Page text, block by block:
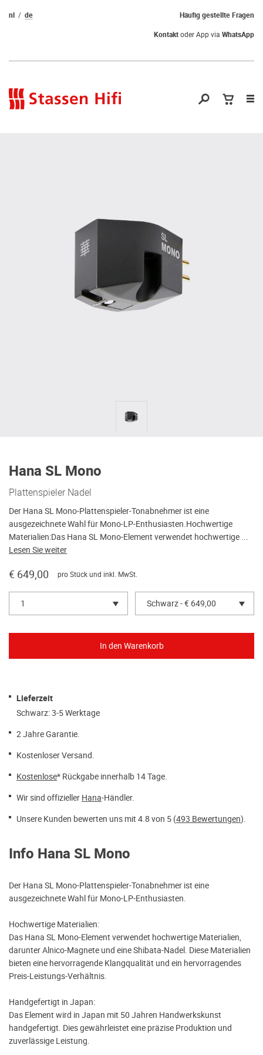
Häufig gestellte Fragen
nl
de
Kontaktoder App via WhatsApp
Hana SL Mono
Plattenspieler Nadel
Der Hana SL Mono-Plattenspieler-Tonabnehmer ist eine
ausgezeichnete Wahl für Mono-LP-Enthusiasten.Hochwertige
Materialien:Das Hana SL Mono-Element verwendet hochwertige ...
Lesen Sie weiter
€ 649,00 pro Stück und inkl. MwSt.
1 Schwarz - € 649,00
Lieferzeit
Schwarz: 3-5 Werktage
2 Jahre Garantie.
Kostenloser Versand.
Kostenlose* Rückgabe innerhalb 14 Tage.
Wir sind offizieller Hana-Händler.
Unsere Kunden bewerten uns mit 4.8 von 5 (493 Bewertungen).
Info Hana SL Mono
Der Hana SL Mono-Plattenspieler-Tonabnehmer ist eine
ausgezeichnete Wahl für Mono-LP-Enthusiasten.
Hochwertige Materialien:
Das Hana SL Mono-Element verwendet hochwertige Materialien,
darunter Alnico-Magnete und eine Shibata-Nadel. Diese Materialien
bieten eine hervorragende Klangqualität und ein hervorragendes
Preis-Leistungs-Verhältnis.
Handgefertigt in Japan:
Das Element wird in Japan mit 50 Jahren Handwerkskunst
handgefertigt. Dies gewährleistet eine präzise Produktion und
zuverlässige Leistung.